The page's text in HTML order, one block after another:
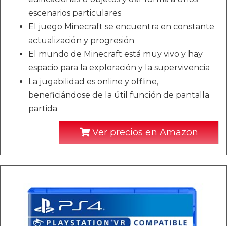
escenarios particulares
El juego Minecraft se encuentra en constante
actualización y progresión
El mundo de Minecraft está muy vivo y hay
espacio para la exploración y la supervivencia
La jugabilidad es online y offline,
beneficiándose de la útil función de pantalla
partida
Ver precios en Amazon